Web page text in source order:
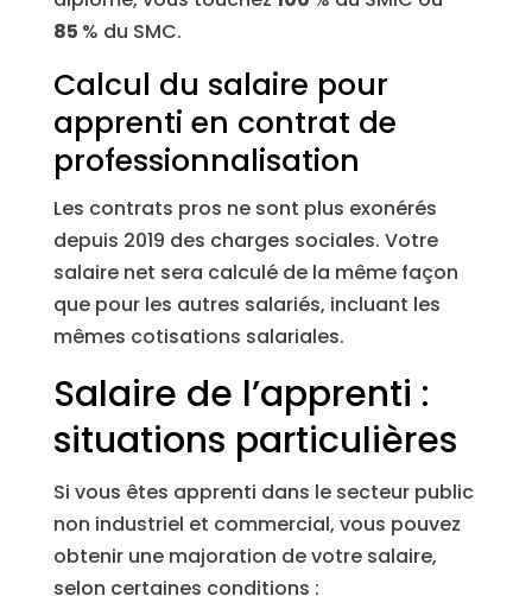
85 % du SMC.
Calcul du salaire pour
apprenti en contrat de
professionnalisation
Les contrats pros ne sont plus exonérés
depuis 2019 des charges sociales. Votre
salaire net sera calculé de la même façon
que pour les autres salariés, incluant les
mêmes cotisations salariales.
Salaire de l’apprenti :
situations particulières
Si vous êtes apprenti dans le secteur public
non industriel et commercial, vous pouvez
obtenir une majoration de votre salaire,
selon certaines conditions :